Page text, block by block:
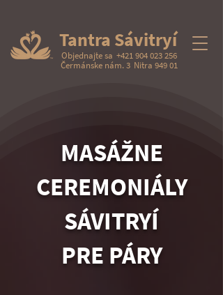
Tantra Sávitryí
Objednajte sa +421 904 023 256
Čermánske nám. 3 Nitra 949 01
MASÁŽNE
CEREMONIÁLY
SÁVITRYÍ
PRE PÁRY